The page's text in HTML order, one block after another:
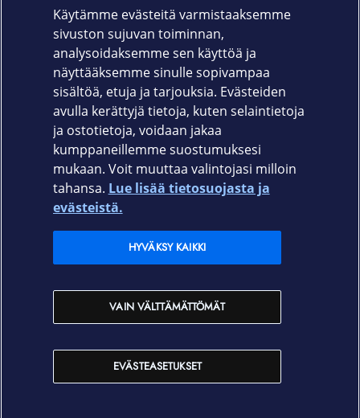
USB-C-latausjohto (1 metri)
Takuu
Laitevalmistajan takuu 12 kk
Elisa.fi
Elisan myymälät
Käytämme evästeitä varmistaaksemme
sivuston sujuvan toiminnan,
analysoidaksemme sen käyttöä ja
näyttääksemme sinulle sopivampaa
sisältöä, etuja ja tarjouksia. Evästeiden
avulla kerättyjä tietoja, kuten selaintietoja
ja ostotietoja, voidaan jakaa
kumppaneillemme suostumuksesi
mukaan. Voit muuttaa valintojasi milloin
tahansa. Lue lisää tietosuojasta ja
evästeistä.
EVÄSTEASETUKSET
VAIN VÄLTTÄMÄTTÖMÄT
HYVÄKSY KAIKKI